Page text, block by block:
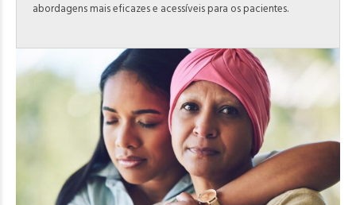
abordagens mais eficazes e acessíveis para os pacientes.